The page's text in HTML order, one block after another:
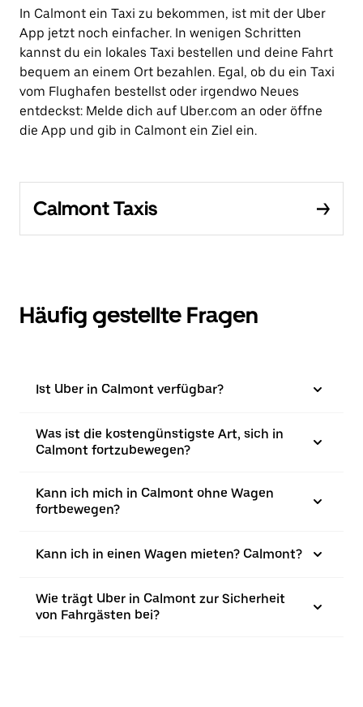
In Calmont ein Taxi zu bekommen, ist mit der Uber
App jetzt noch einfacher. In wenigen Schritten
kannst du ein lokales Taxi bestellen und deine Fahrt
bequem an einem Ort bezahlen. Egal, ob du ein Taxi
vom Flughafen bestellst oder irgendwo Neues
entdeckst: Melde dich auf Uber.com an oder öffne
die App und gib in Calmont ein Ziel ein.
Calmont Taxis
Häufig gestellte Fragen
Ist Uber in Calmont verfügbar?
Was ist die kostengünstigste Art, sich in
Calmont fortzubewegen?
Kann ich mich in Calmont ohne Wagen
fortbewegen?
Kann ich in einen Wagen mieten? Calmont?
Wie trägt Uber in Calmont zur Sicherheit
von Fahrgästen bei?